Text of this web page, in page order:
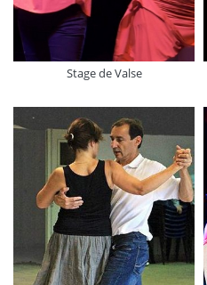
Stage de Valse